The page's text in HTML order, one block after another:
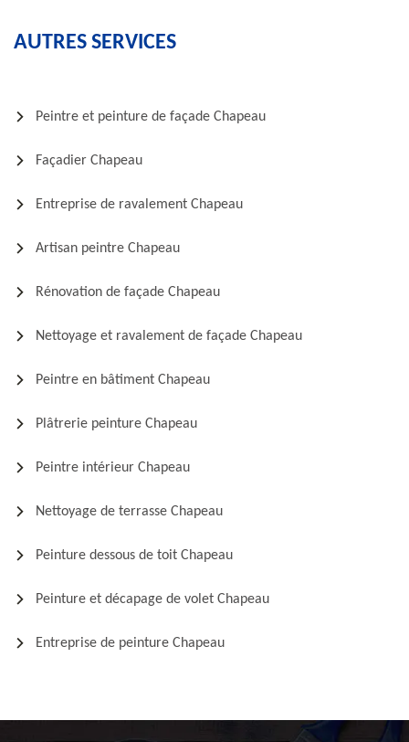
AUTRES SERVICES
Peintre et peinture de façade Chapeau
Façadier Chapeau
Entreprise de ravalement Chapeau
Artisan peintre Chapeau
Rénovation de façade Chapeau
Nettoyage et ravalement de façade Chapeau
Peintre en bâtiment Chapeau
Plâtrerie peinture Chapeau
Peintre intérieur Chapeau
Nettoyage de terrasse Chapeau
Peinture dessous de toit Chapeau
Peinture et décapage de volet Chapeau
Entreprise de peinture Chapeau